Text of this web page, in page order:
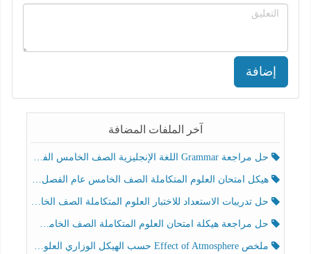
إضافة
آخر الملفات المضافة
حل مراجعة Grammar اللغة الإنجليزية الصف الخامس الفصل الثالث
هيكل امتحان العلوم المتكاملة الصف الخامس عام الفصل الدراسي الثالث 2025-2026
حل تدريبات الاستعداد للاختبار العلوم المتكاملة الصف الخامس عام الفصل الثالث
حل مراجعة هيكلة امتحان العلوم المتكاملة الصف الخامس انسبير الفصل الثالث
ملخص Effect of Atmosphere حسب الهيكل الوزاري العلوم المتكاملة الصف الخامس انسبير الفصل الثالث